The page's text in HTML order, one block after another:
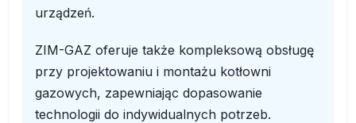
urządzeń.
ZIM-GAZ oferuje także kompleksową obsługę
przy projektowaniu i montażu kotłowni
gazowych, zapewniając dopasowanie
technologii do indywidualnych potrzeb.